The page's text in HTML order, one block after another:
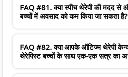
FAQ #81. क्या स्पीच थेरेपी की मदद से
बच्चों में अवसाद को कम किया जा सकता है?
FAQ #82. क्या आपके ऑटिज्म थेरेपी
थेरेपिस्ट बच्चों के साथ एक-एक सत्र का